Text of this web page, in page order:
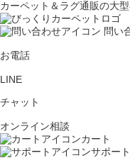
カーペット＆ラグ通販の大
問い
お電話
LINE
チャット
オンライン相談
カート
サポート